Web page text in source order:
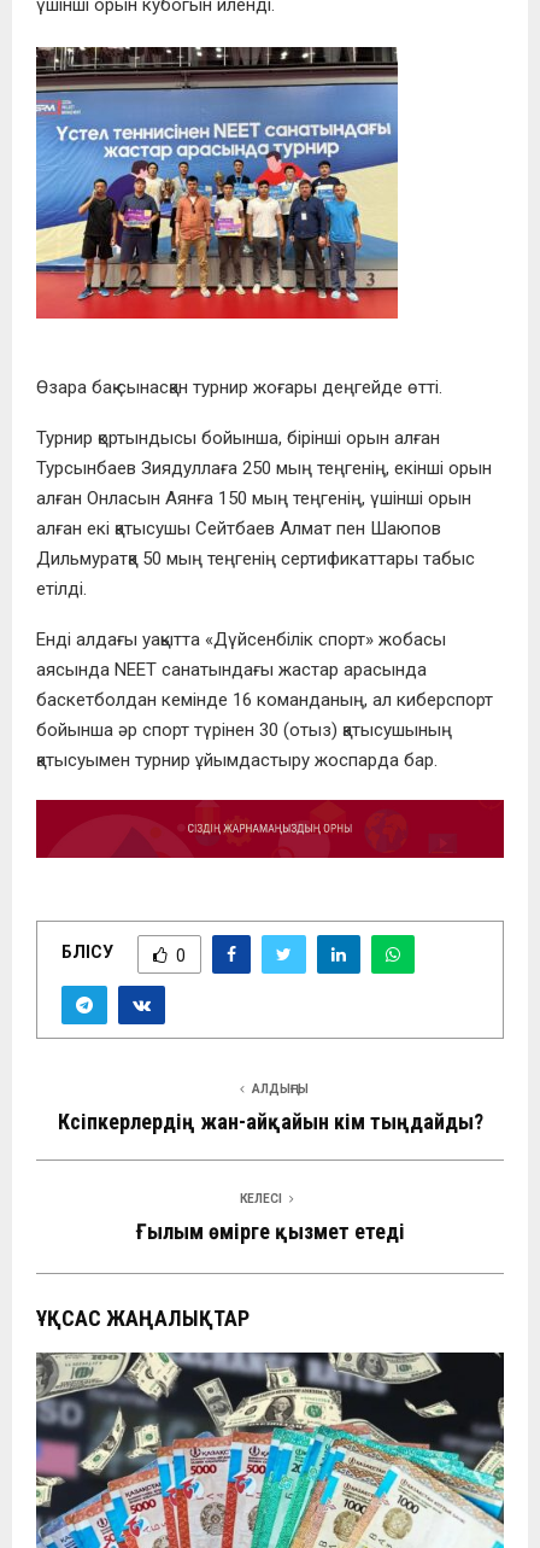
үшінші орын кубогын иленді.
Өзара бақ сынасқан турнир жоғары деңгейде өтті.
Турнир қортындысы бойынша, бірінші орын алған
Турсынбаев Зиядуллаға 250 мың теңгенің, екінші орын
алған Онласын Аянға 150 мың теңгенің, үшінші орын
алған екі қатысушы Сейтбаев Алмат пен Шаюпов
Дильмуратқа 50 мың теңгенің сертификаттары табыс
етілді.
Енді алдағы уақытта «Дүйсенбілік спорт» жобасы
аясында NEET санатындағы жастар арасында
баскетболдан кемінде 16 команданың, ал киберспорт
бойынша әр спорт түрінен 30 (отыз) қатысушының
қатысуымен турнир ұйымдастыру жоспарда бар.
БӨЛІСУ 0
АЛДЫҢҒЫ
Кәсіпкерлердің жан-айқайын кім тыңдайды?
КЕЛЕСІ
Ғылым өмірге қызмет етеді
ҰҚСАС ЖАҢАЛЫҚТАР